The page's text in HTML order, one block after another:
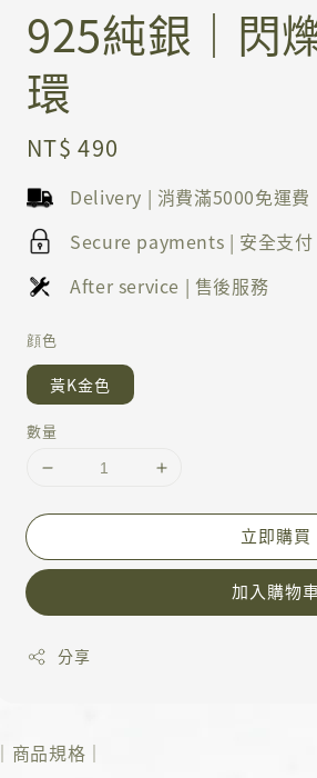
925純銀｜閃
環
Regular
price
NT$ 490
Delivery | 消費滿5000免運費
Secure payments | 安全支付
After service | 售後服務
顔色
黃K金色
數量
立即購買
加入購物
分享
｜商品規格｜